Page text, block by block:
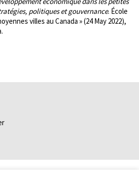
politiques et gouvernance. École
villes au Canada » (24 May 2022),